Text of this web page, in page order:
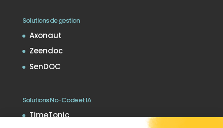
Solutions de gestion
Axonaut
Zeendoc
SenDOC
Solutions No-Code et IA
TimeTonic